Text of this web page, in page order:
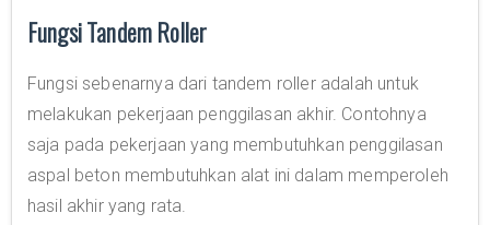
Fungsi Tandem Roller
Fungsi sebenarnya dari tandem roller adalah untuk
melakukan pekerjaan penggilasan akhir. Contohnya
saja pada pekerjaan yang membutuhkan penggilasan
aspal beton membutuhkan alat ini dalam memperoleh
hasil akhir yang rata.